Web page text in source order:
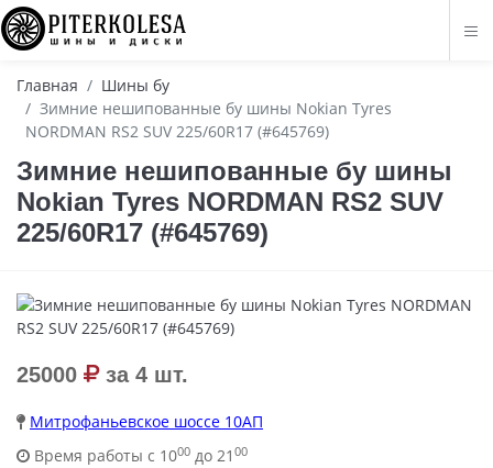
Главная
Шины бу
Зимние нешипованные бу шины Nokian Tyres
NORDMAN RS2 SUV 225/60R17 (#645769)
Зимние нешипованные бу шины
Nokian Tyres NORDMAN RS2 SUV
225/60R17 (#645769)
25000 за 4 шт.
Митрофаньевское шоссе 10АП
Время работы с 1000 до 21 00